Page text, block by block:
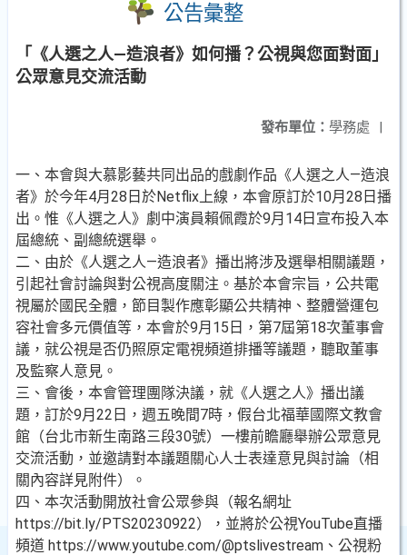
公告彙整
「《人選之人—造浪者》如何播？公視與您面對面」
公眾意見交流活動
發布單位： 學務處 |
一、本會與大慕影藝共同出品的戲劇作品《人選之人—造浪
者》於今年4月28日於Netflix上線，本會原訂於10月28日播
出。惟《人選之人》劇中演員賴佩霞於9月14日宣布投入本
屆總統、副總統選舉。
二、由於《人選之人—造浪者》播出將涉及選舉相關議題，
引起社會討論與對公視高度關注。基於本會宗旨，公共電
視屬於國民全體，節目製作應彰顯公共精神、整體營運包
容社會多元價值等，本會於9月15日，第7屆第18次董事會
議，就公視是否仍照原定電視頻道排播等議題，聽取董事
及監察人意見。
三、會後，本會管理團隊決議，就《人選之人》播出議
題，訂於9月22日，週五晚間7時，假台北福華國際文教會
館（台北市新生南路三段30號）一樓前瞻廳舉辦公眾意見
交流活動，並邀請對本議題關心人士表達意見與討論（相
關內容詳見附件）。
四、本次活動開放社會公眾參與（報名網址
https://bit.ly/PTS20230922），並將於公視YouTube直播
頻道 https://www.youtube.com/@ptslivestream、公視粉